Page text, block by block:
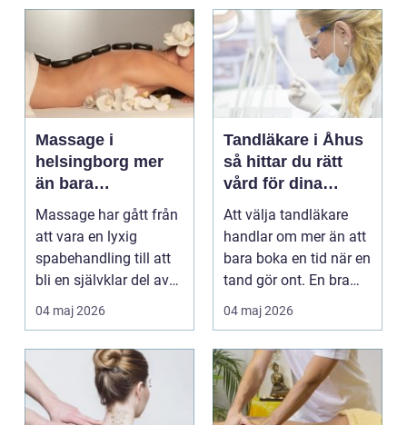
Massage i
helsingborg mer
än bara
avkoppling
Massage har gått från
att vara en lyxig
spabehandling till att
bli en självklar del av
mångas vardag...
04 maj 2026
Tandläkare i Åhus
så hittar du rätt
vård för dina
tänder
Att välja tandläkare
handlar om mer än att
bara boka en tid när en
tand gör ont. En bra
tandvårdskli...
04 maj 2026